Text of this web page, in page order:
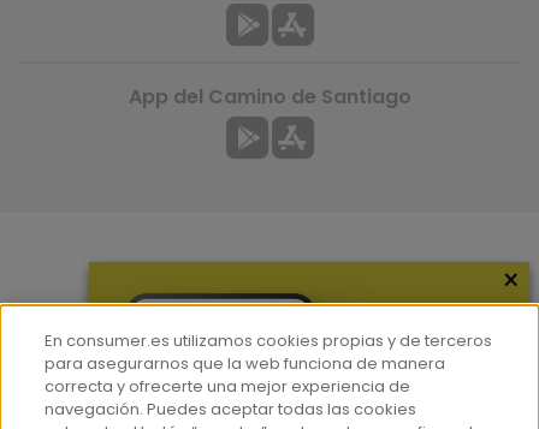
Hemeroteca
Contacto
App del Camino de Santiago
×
En consumer.es utilizamos cookies propias y de terceros
para asegurarnos que la web funciona de manera
correcta y ofrecerte una mejor experiencia de
navegación. Puedes aceptar todas las cookies